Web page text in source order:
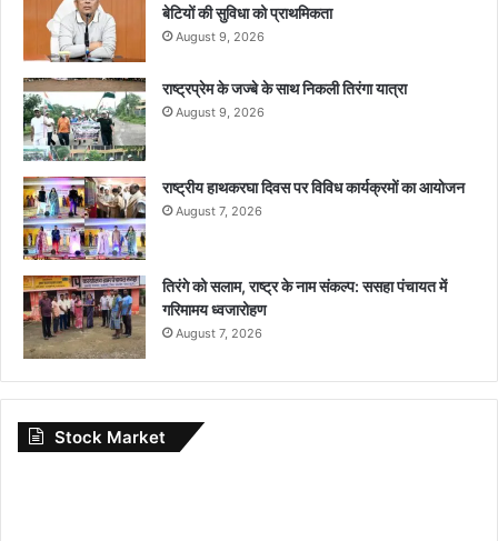
बेटियों की सुविधा को प्राथमिकता
August 9, 2026
राष्ट्रप्रेम के जज्बे के साथ निकली तिरंगा यात्रा
August 9, 2026
राष्ट्रीय हाथकरघा दिवस पर विविध कार्यक्रमों का आयोजन
August 7, 2026
तिरंगे को सलाम, राष्ट्र के नाम संकल्प: ससहा पंचायत में
गरिमामय ध्वजारोहण
August 7, 2026
Stock Market